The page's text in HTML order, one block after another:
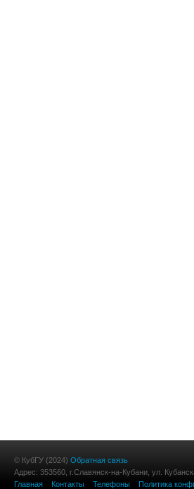
© КубГУ (2024) Обратная связь
Адрес: 353560, г.Славянск-на-Кубани, ул.
Главная
Контакты Телефоны Политика